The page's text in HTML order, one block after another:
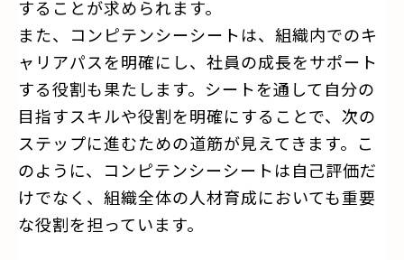
することが求められます。
また、コンピテンシーシートは、組織内でのキ
ャリアパスを明確にし、社員の成長をサポート
する役割も果たします。シートを通して自分の
目指すスキルや役割を明確にすることで、次の
ステップに進むための道筋が見えてきます。こ
のように、コンピテンシーシートは自己評価だ
けでなく、組織全体の人材育成においても重要
な役割を担っています。